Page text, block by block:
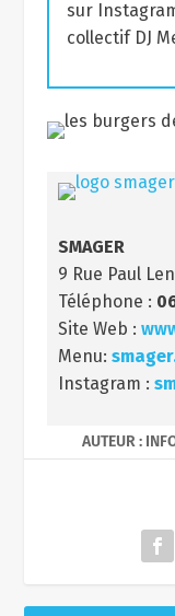
sur
collectif DJ
SMAGER
9 Rue Paul
Téléphone :
Site Web :
Menu:
Instagram :
AUTEUR :